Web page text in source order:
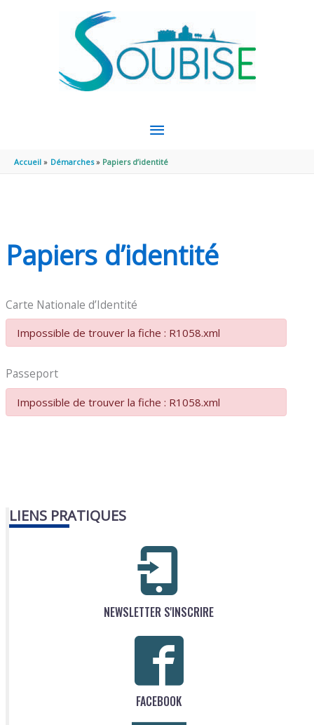
MENU
PRINCIPAL
Accueil Démarches Papiers d’identité
Papiers d’identité
Carte Nationale d’Identité
Impossible de trouver la fiche : R1058.xml
Passeport
Impossible de trouver la fiche : R1058.xml
LIENS PRATIQUES
NEWSLETTER S'INSCRIRE
FACEBOOK